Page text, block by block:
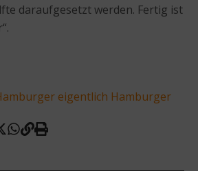
daraufgesetzt werden. Fertig ist
eigentlich Hamburger